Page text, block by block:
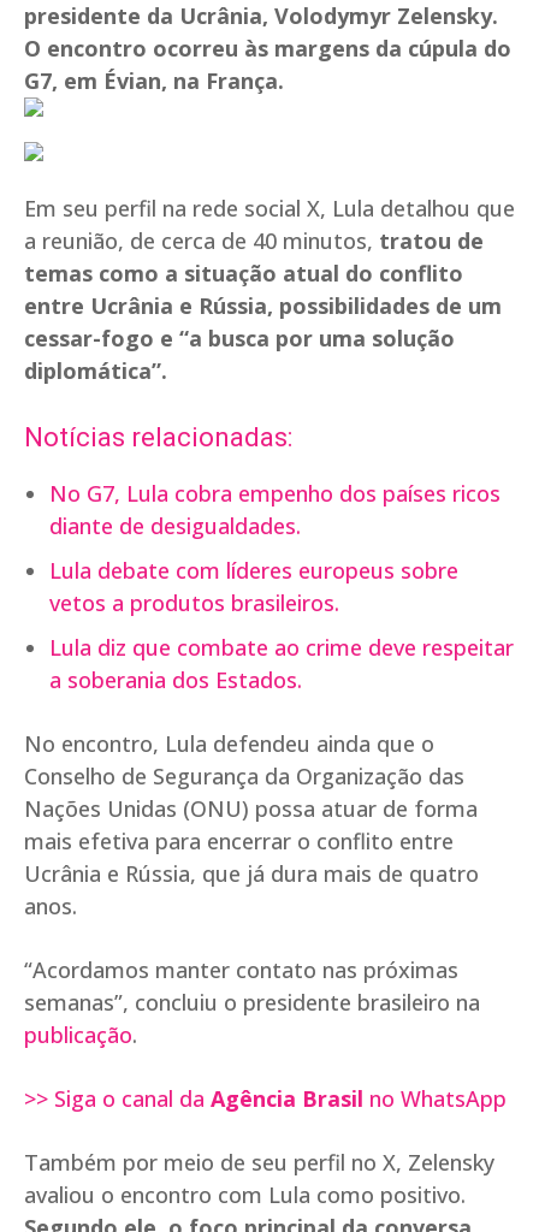
presidente da Ucrânia, Volodymyr Zelensky.
O encontro ocorreu às margens da cúpula do
G7, em Évian, na França.
Em seu perfil na rede social X, Lula detalhou que
a reunião, de cerca de 40 minutos, tratou de
temas como a situação atual do conflito
entre Ucrânia e Rússia, possibilidades de um
cessar-fogo e “a busca por uma solução
diplomática”.
Notícias relacionadas:
No G7, Lula cobra empenho dos países ricos
diante de desigualdades.
Lula debate com líderes europeus sobre
vetos a produtos brasileiros.
Lula diz que combate ao crime deve respeitar
a soberania dos Estados.
No encontro, Lula defendeu ainda que o
Conselho de Segurança da Organização das
Nações Unidas (ONU) possa atuar de forma
mais efetiva para encerrar o conflito entre
Ucrânia e Rússia, que já dura mais de quatro
anos.
“Acordamos manter contato nas próximas
semanas”, concluiu o presidente brasileiro na
publicação.
>> Siga o canal da Agência Brasil no WhatsApp
Também por meio de seu perfil no X, Zelensky
avaliou o encontro com Lula como positivo.